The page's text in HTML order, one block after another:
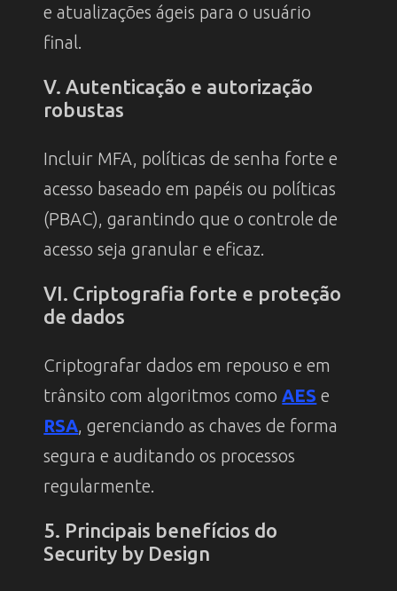
e atualizações ágeis para o usuário
final.
V. Autenticação e autorização
robustas
Incluir MFA, políticas de senha forte e
acesso baseado em papéis ou políticas
(PBAC), garantindo que o controle de
acesso seja granular e eficaz.
VI. Criptografia forte e proteção
de dados
Criptografar dados em repouso e em
trânsito com algoritmos comoAES e
RSA, gerenciando as chaves de forma
segura e auditando os processos
regularmente.
5. Principais benefícios do
Security by Design